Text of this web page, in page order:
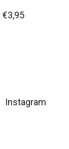
€3,95
á
Instagram